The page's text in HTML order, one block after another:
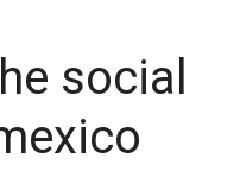
social